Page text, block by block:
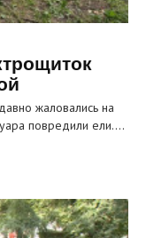
жаловались на
повредили ели.…